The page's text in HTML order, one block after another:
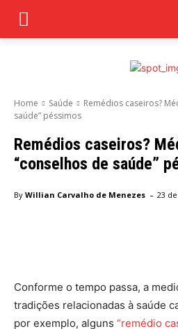
Home Saúde
Remédios caseiros?
saúde” péssimos
Remédios caseiros?
“conselhos de saúde”
By Willian Carvalho de Menezes - 23
Conforme o tempo passa, a
tradições relacionadas à saúde
por exemplo, alguns “remédio